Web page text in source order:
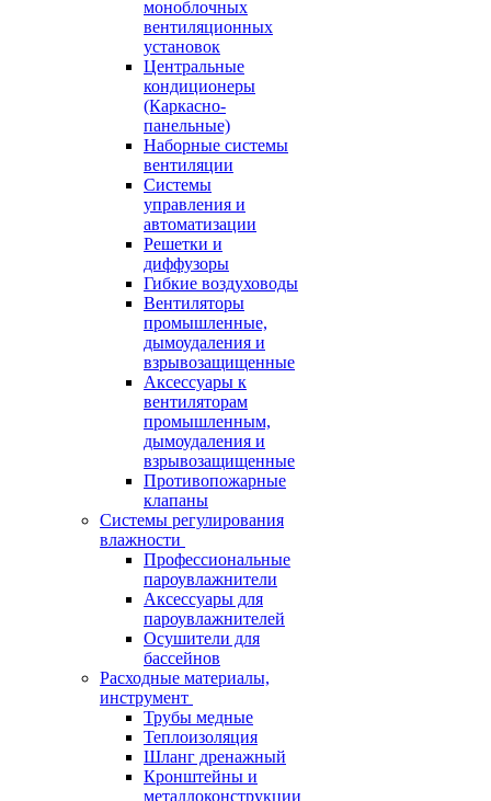
моноблочных
вентиляционных
установок
Центральные
кондиционеры
(Каркасно-
панельные)
Наборные системы
вентиляции
Системы
управления и
автоматизации
Решетки и
диффузоры
Гибкие воздуховоды
Вентиляторы
промышленные,
дымоудаления и
взрывозащищенные
Аксессуары к
вентиляторам
промышленным,
дымоудаления и
взрывозащищенные
Противопожарные
клапаны
Системы регулирования
влажности
Профессиональные
пароувлажнители
Аксессуары для
пароувлажнителей
Осушители для
бассейнов
Расходные материалы,
инструмент
Трубы медные
Теплоизоляция
Шланг дренажный
Кронштейны и
металлоконструкции